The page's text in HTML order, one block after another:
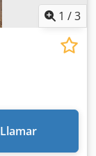
1 /3
Llamar